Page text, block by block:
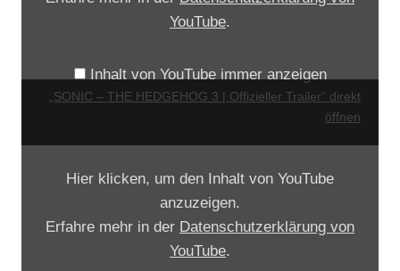
G
E
H
O
YouTube.
Inhalt von YouTube immer anzeigen
„SONIC – THE HEDGEHOG 3 | Offizieller Trailer“ direkt
öffnen
„
Hier klicken, um den Inhalt von YouTube
anzuzeigen.
Erfahre mehr in der Datenschutzerklärung von
YouTube.